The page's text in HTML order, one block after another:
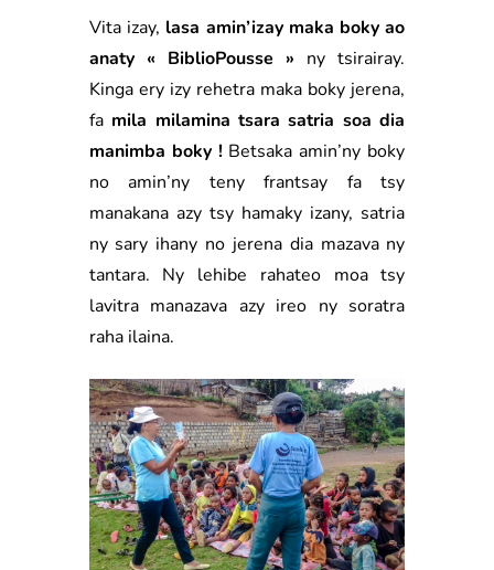
Vita izay, lasa amin’izay maka boky ao
anaty « BiblioPousse » ny tsirairay.
Kinga ery izy rehetra maka boky jerena,
famila milamina tsara satria soa dia
manimba boky !Betsaka amin’ny boky
no amin’ny teny frantsay fa tsy
manakana azy tsy hamaky izany, satria
ny sary ihany no jerena dia mazava ny
tantara. Ny lehibe rahateo moa tsy
lavitra manazava azy ireo ny soratra
raha ilaina.